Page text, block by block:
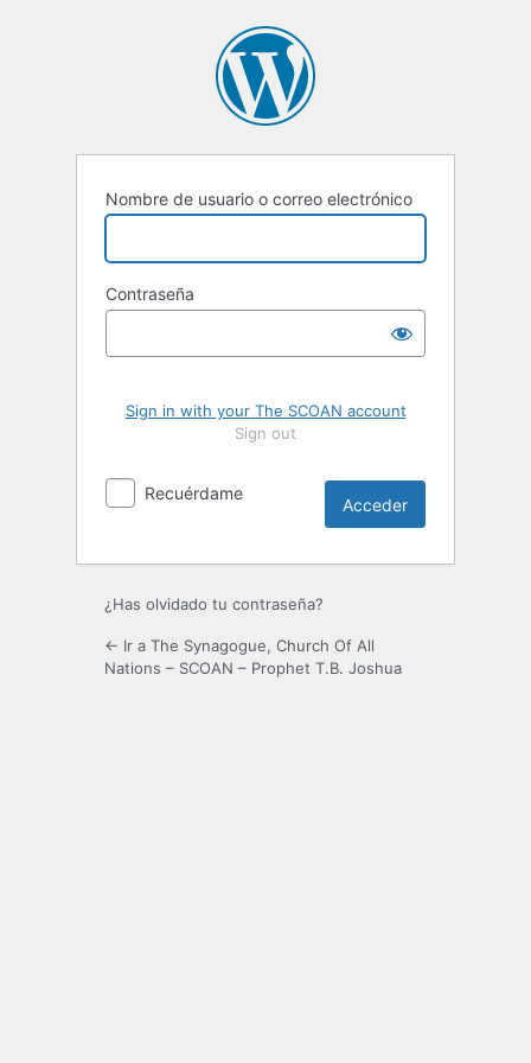
Nombre de usuario o correo electrónico
Contraseña
Sign in with your The SCOAN account
Sign out
Recuérdame
¿Has olvidado tu contraseña?
← Ir a The Synagogue, Church Of All
Nations – SCOAN – Prophet T.B. Joshua